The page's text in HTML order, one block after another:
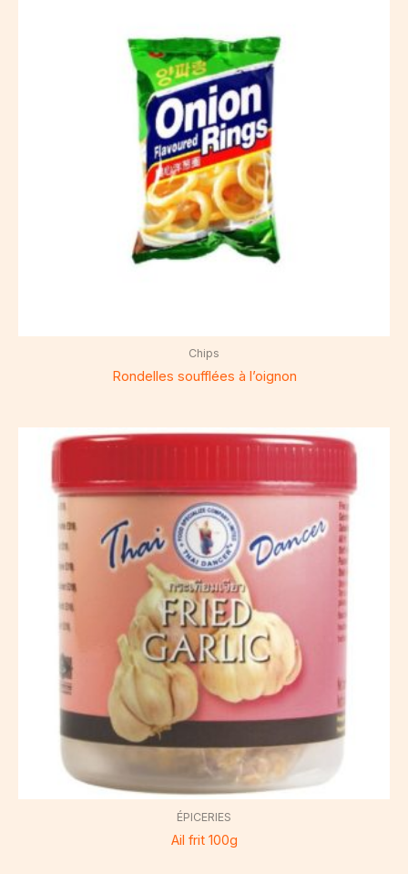
Chips
Rondelles soufflées à l’oignon
ÉPICERIES
Ail frit 100g